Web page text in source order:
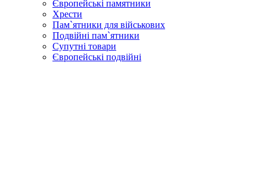
Європейські памятники
Хрести
Пам`ятники для військових
Подвійні пам`ятники
Супутні товари
Європейські подвійні